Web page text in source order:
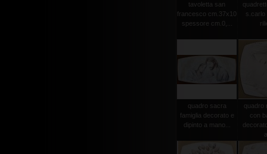
tavoletta san
francesco cm.37x10
spessore cm.0,...
s.carlo
quadro sacra
famiglia decorato e
dipinto a mano...
quadro
con